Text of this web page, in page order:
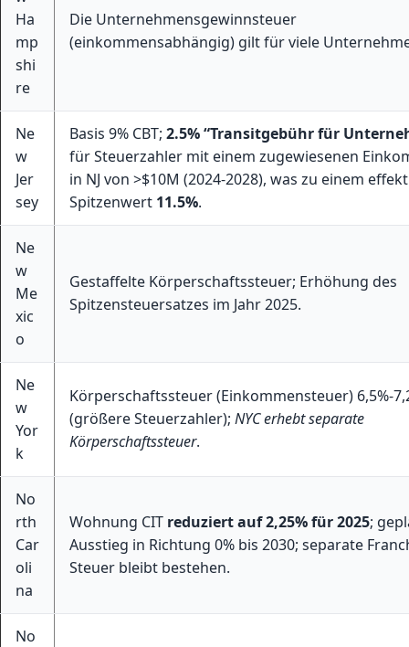
Ha
mp
shi
re
Die Unternehmensgewinnsteuer
(einkommensabhängig) gilt für viele
Ne
w
Jer
sey
Basis 9% CBT; 2.5% “Transitgebühr für
für Steuerzahler mit einem zugewiesenen
in NJ von >$10M (2024-2028), was zu einem
Spitzenwert 11.5%.
Ne
w
Me
xic
o
Gestaffelte Körperschaftssteuer; Erhöhung des
Spitzensteuersatzes im Jahr 2025.
Ne
w
Yor
k
Körperschaftssteuer (Einkommensteuer) 6,5%-
(größere Steuerzahler); NYC erhebt separate
Körperschaftssteuer.
No
rth
Car
oli
na
Wohnung CIT reduziert auf 2,25% für 2025;
Ausstieg in Richtung 0% bis 2030; separate
Steuer bleibt bestehen.
No